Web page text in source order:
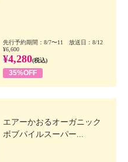
先行予約期間：8/7〜11 放送日：8/12
¥6,600
¥4,280(税込)
35%OFF
エアーかおるオーガニック
ボブパイルスーパー...